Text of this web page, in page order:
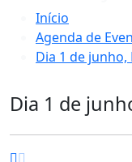
Início
Agenda de
Dia 1 de junho,
Dia 1 de